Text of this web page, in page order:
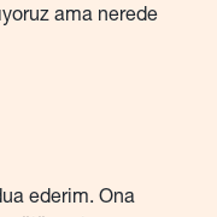
ama nerede
ederim. Ona